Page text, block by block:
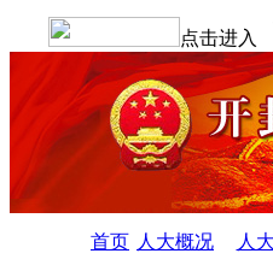
点击进入
首页 人大概况 人